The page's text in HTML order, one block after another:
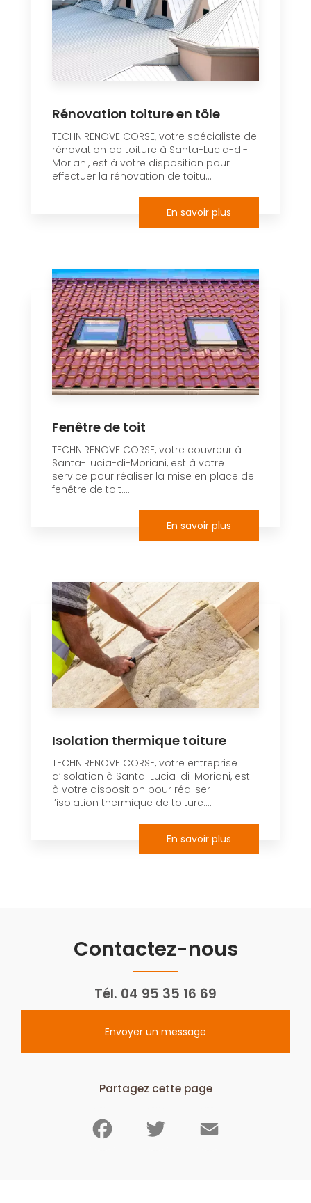
Rénovation toiture en tôle
TECHNIRENOVE CORSE, votre spécialiste de
rénovation de toiture à Santa-Lucia-di-
Moriani, est à votre disposition pour
effectuer la rénovation de toitu...
En savoir plus
Fenêtre de toit
TECHNIRENOVE CORSE, votre couvreur à
Santa-Lucia-di-Moriani, est à votre
service pour réaliser la mise en place de
fenêtre de toit....
En savoir plus
Isolation thermique toiture
TECHNIRENOVE CORSE, votre entreprise
d’isolation à Santa-Lucia-di-Moriani, est
à votre disposition pour réaliser
l’isolation thermique de toiture....
En savoir plus
Contactez-nous
Tél. 04 95 35 16 69
Envoyer un message
Partagez cette page